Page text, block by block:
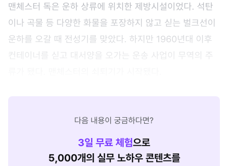
맨체스터 독은 운하 상류에 위치한 제방시설이었다. 석탄
이나 곡물 등 다양한 화물을 포장하지 않고 싣는 벌크선이
운하를 오갈 때 전성기를 맞았다. 하지만 1960년대 이후
컨테이너를 싣고 대서양을 오가는 운송 사업이 무역의 주
다음 내용이 궁금하다면?
3일 무료 체험으로
5,000개의 실무 노하우 콘텐츠를